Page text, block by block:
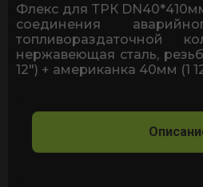
к
обрывному
(аварийному)
клапану
к
40мм,
см
Флекс для ТРК
соединения
топливораздаточной
нержавеющая сталь,
12") + американка 40мм (1